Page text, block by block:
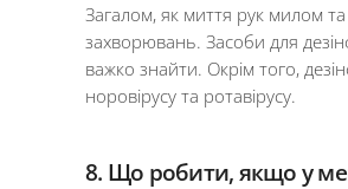
Загалом, як миття рук милом
захворювань. Засоби для
важко знайти. Окрім того,
норовірусу та ротавірусу.
8. Що робити, якщо у